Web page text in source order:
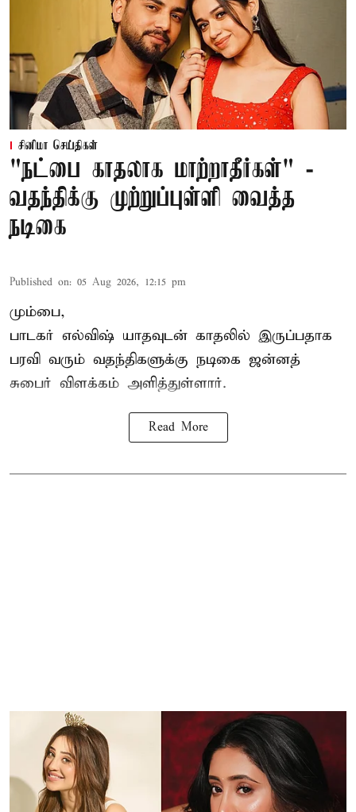
சினிமா செய்திகள்
"நட்பை காதலாக மாற்றாதீர்கள்" -
வதந்திக்கு முற்றுப்புள்ளி வைத்த
நடிகை
Published on: 05 Aug 2026, 12:15 pm
மும்பை,
பாடகர் எல்விஷ் யாதவுடன் காதலில் இருப்பதாக
பரவி வரும் வதந்திகளுக்கு நடிகை ஜன்னத்
சுபைர் விளக்கம் அளித்துள்ளார்.
Read More